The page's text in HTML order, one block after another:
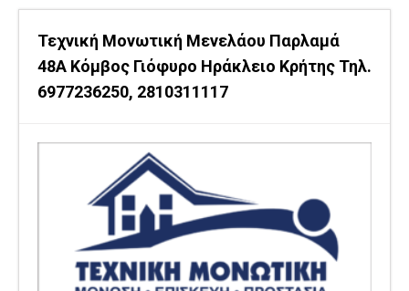
Τεχνική Μονωτική Μενελάου Παρλαμά
48Α Κόμβος Γιόφυρο Ηράκλειο Κρήτης Τηλ.
6977236250, 2810311117